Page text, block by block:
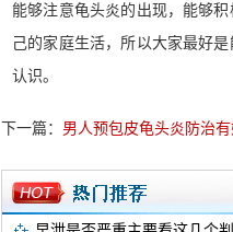
能够注意龟头炎的出现，能够
己的家庭生活，所以大家最好
认识。
下一篇： 男人预包皮龟头炎防治有